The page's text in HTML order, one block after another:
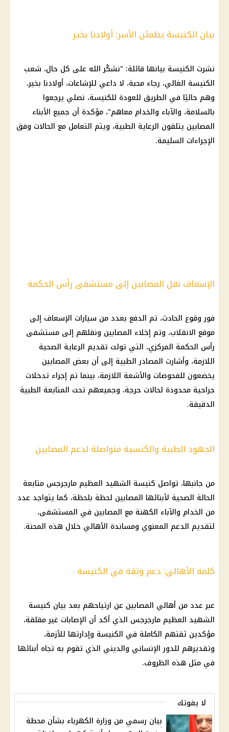
بيان الكنيسة يطمئن الأسر: أولادنا بخير
نشرت الكنيسة بيانها قائلة: "نشكُر الله على كل حال، شعب
الكنيسة الغالي، رجاء محبة، لا داعي للإشاعات، أولادنا بخير،
وهم حاليًا في الطريق للعودة للكنيسة، نصلي يرجعوا
بالسلامة، والآباء والخدام معاهم"، مؤكدة أن جميع الأبناء
المصابين يتلقون الرعاية الطبية، ويتم التعامل مع الحالات وفق
الإجراءات السليمة.
الإسعاف نقل المصابين إلى مستشفى رأس الحكمة
فور وقوع الحادث، تم الدفع بعدد من سيارات الإسعاف إلى
موقع الانقلاب، وتم إخلاء المصابين ونقلهم إلى مستشفى
رأس الحكمة المركزي، التي تولت تقديم الرعاية الصحية
اللازمة، وأشارت المصادر الطبية إلى أن بعض المصابين
يخضعون للفحوصات والأشعة اللازمة، بينما تم إجراء تدخلات
جراحية محدودة لحالات حرجة، وجميعهم تحت المتابعة الطبية
الدقيقة.
الجهود الطبية والكنسية متواصلة لدعم المصابين
من جانبها، تواصل كنيسة الشهيد العظيم مارجرجس متابعة
الحالة الصحية لأبنائها المصابين لحظة بلحظة، كما يتواجد عدد
من الخدام والآباء الكهنة مع المصابين في المستشفى،
لتقديم الدعم المعنوي ومساندة الأهالي خلال هذه المحنة.
كلمة الأهالي: دعم وثقة في الكنيسة
عبر عدد من أهالي المصابين عن ارتياحهم بعد بيان كنيسة
الشهيد العظيم مارجرجس الذي أكد أن الإصابات غير مقلقة،
مؤكدين ثقتهم الكاملة في الكنيسة وإدارتها للأزمة،
وتقديرهم للدور الإنساني والديني الذي تقوم به تجاه أبنائها
في مثل هذه الظروف.
لا يفوتك
بيان رسمي من وزارة الكهرباء بشأن محطة